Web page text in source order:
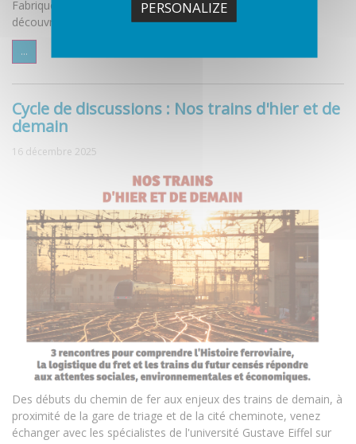
Fabrique des savoirs vous invite à remonter le temps pour
découvrir les recherches originales menées sur ce thème.
...
Cycle de discussions : Nos trains d'hier et de
demain
16 décembre 2025
Des débuts du chemin de fer aux enjeux des trains de demain, à
proximité de la gare de triage et de la cité cheminote, venez
échanger avec les spécialistes de l'université Gustave Eiffel sur
PERSONALIZE